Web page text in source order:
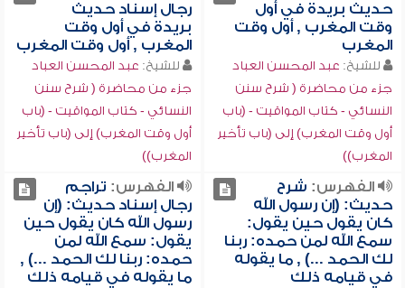
حديث بريدة في أول
وقت المغرب , أول وقت
المغرب
للشيخ: عبد المحسن العباد
جزء من محاضرة ( شرح سنن
النسائي - كتاب المواقيت - (باب
أول وقت المغرب) إلى (باب تأخير
المغرب))
رجال إسناد حديث
بريدة في أول وقت
المغرب , أول وقت المغرب
للشيخ: عبد المحسن العباد
جزء من محاضرة ( شرح سنن
النسائي - كتاب المواقيت - (باب
أول وقت المغرب) إلى (باب تأخير
المغرب))
الفهرس: شرح
حديث: (إن رسول الله
كان يقول حين يقول:
سمع الله لمن حمده: ربنا
لك الحمد ...) , ما يقوله
في قيامه ذلك
الفهرس: تراجم
رجال إسناد حديث: (إن
رسول الله كان يقول حين
يقول: سمع الله لمن
حمده: ربنا لك الحمد ...) ,
ما يقوله في قيامه ذلك